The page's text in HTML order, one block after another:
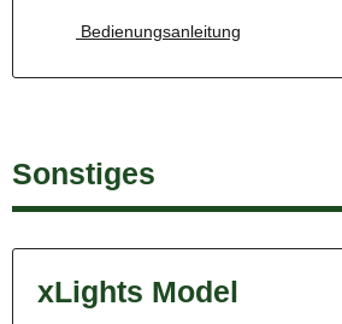
Bedienungsanleitung
Sonstiges
xLights Model